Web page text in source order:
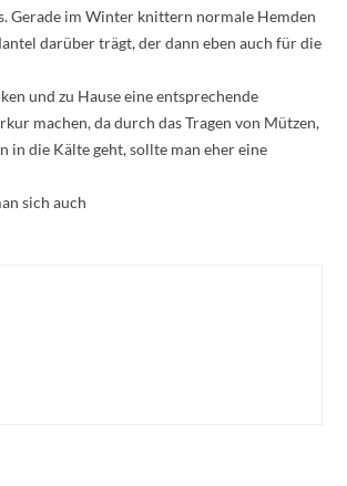
Gerade im Winter knittern normale Hemden
darüber trägt, der dann eben auch für die
und zu Hause eine entsprechende
machen, da durch das Tragen von Mützen,
in die Kälte geht, sollte man eher eine
sich auch